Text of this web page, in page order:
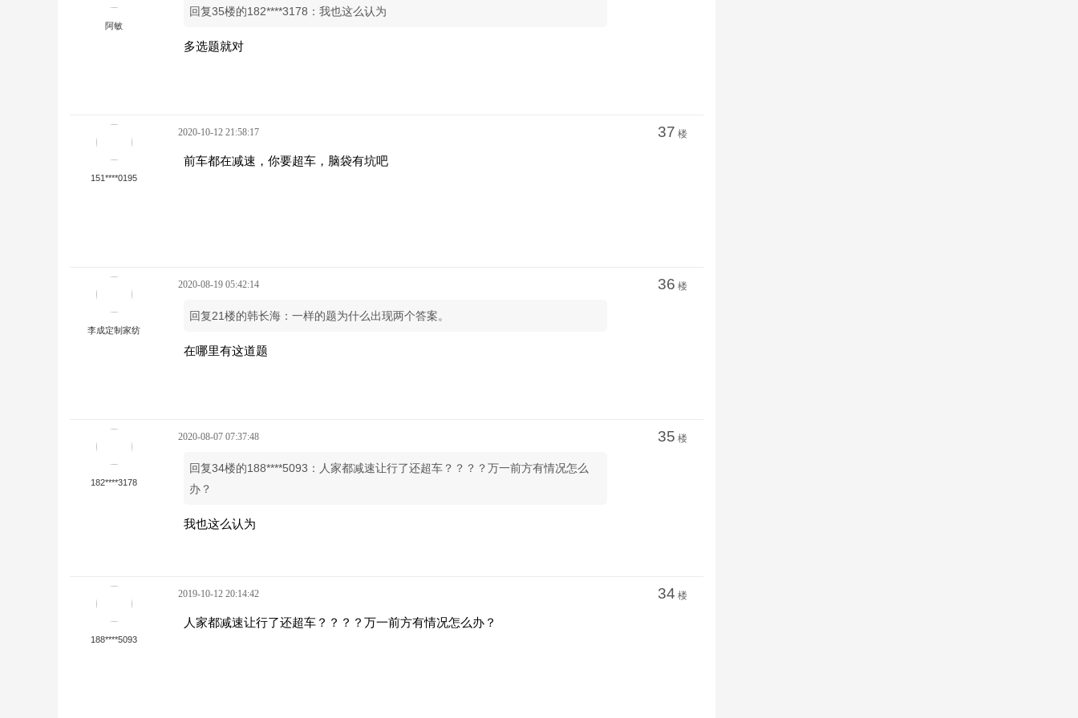
阿敏
回复35楼的182****3178：我也这么认为
多选题就对
151****0195
2020-10-12 21:58:17 37 楼
前车都在减速，你要超车，脑袋有坑吧
李成定制家纺
2020-08-19 05:42:14 36 楼
回复21楼的韩长海：一样的题为什么出现两个答案。
在哪里有这道题
182****3178
2020-08-07 07:37:48 35 楼
回复34楼的188****5093：人家都减速让行了还超车？？？？万一前方有情况怎么
办？
我也这么认为
188****5093
2019-10-12 20:14:42 34 楼
人家都减速让行了还超车？？？？万一前方有情况怎么办？